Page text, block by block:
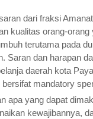
dari fraksi
kualitas orang-
terutama pada
Saran dan harapan
daerah kota
mandatory
apa yang dapat
kewajibannya,